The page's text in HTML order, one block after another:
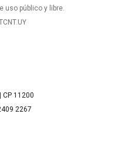
uso público y libre.
11200
2267